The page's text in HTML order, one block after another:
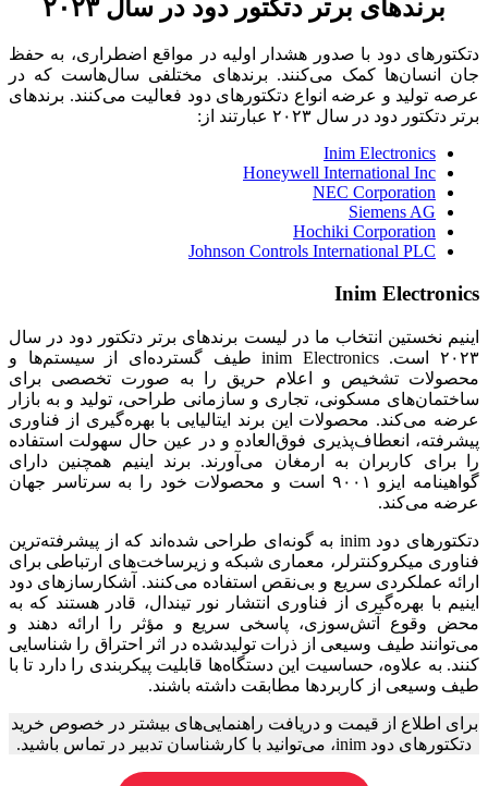
برندهای برتر دتکتور دود در سال ۲۰۲۳
دتکتورهای دود با صدور هشدار اولیه در مواقع اضطراری، به حفظ
جان انسان‌ها کمک می‌کنند. برندهای مختلفی سال‌هاست که در
عرصه تولید و عرضه انواع دتکتورهای دود فعالیت می‌کنند. برندهای
برتر دتکتور دود در سال ۲۰۲۳ عبارتند از:
Inim Electronics
Honeywell International Inc
NEC Corporation
Siemens AG
Hochiki Corporation
Johnson Controls International PLC
Inim Electronics
اینیم نخستین انتخاب ما در لیست برندهای برتر دتکتور دود در سال
۲۰۲۳ است. inim Electronics طیف گسترده‌ای از سیستم‌ها و
محصولات تشخیص و اعلام حریق را به صورت تخصصی برای
ساختمان‌های مسکونی، تجاری و سازمانی طراحی، تولید و به بازار
عرضه می‌کند. محصولات این برند ایتالیایی با بهره‌گیری از فناوری
پیشرفته، انعطاف‌پذیری فوق‌العاده‌ و در عین حال سهولت استفاده
را برای کاربران به ارمغان می‌آورند. برند اینیم همچنین دارای
گواهینامه ایزو ۹۰۰۱ است و محصولات خود را به سرتاسر جهان
عرضه می‌کند.
دتکتورهای دود inim به گونه‌ای طراحی شده‌اند که از پیشرفته‌ترین
فناوری میکروکنترلر، معماری شبکه و زیرساخت‌های ارتباطی برای
ارائه عملکردی سریع و بی‌نقص استفاده می‌کنند. آشکارسازهای دود
اینیم با بهره‌گیری از فناوری انتشار نور تیندال، قادر هستند که به
محض وقوع آتش‌سوزی، پاسخی سریع و مؤثر را ارائه دهند و
می‌توانند طیف وسیعی از ذرات تولیدشده در اثر احتراق را شناسایی
کنند. به علاوه، حساسیت این دستگاه‌ها قابلیت پیکربندی را دارد تا با
طیف وسیعی از کاربردها مطابقت داشته باشند.
برای اطلاع از قیمت و دریافت راهنمایی‌های بیشتر در خصوص خرید
دتکتورهای دود inim، می‌توانید با کارشناسان تدبیر در تماس باشید.